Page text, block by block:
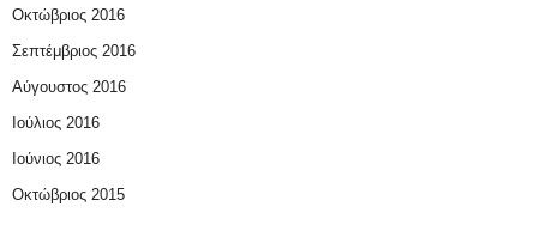
Οκτώβριος 2016
Σεπτέμβριος 2016
Αύγουστος 2016
Ιούλιος 2016
Ιούνιος 2016
Οκτώβριος 2015